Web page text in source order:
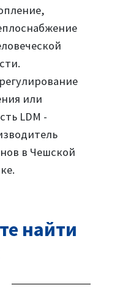
или
LDM -
в Чешской
найти